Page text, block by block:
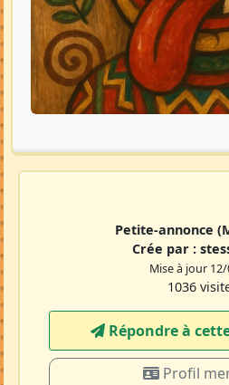
Petite-annonce
Crée par :
Mise à jour
1036
Répondre à
Profil